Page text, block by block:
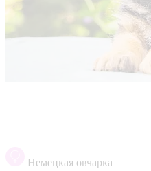
Немецкая овчарка